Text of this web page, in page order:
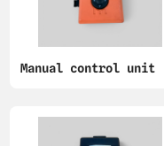
Manual control unit